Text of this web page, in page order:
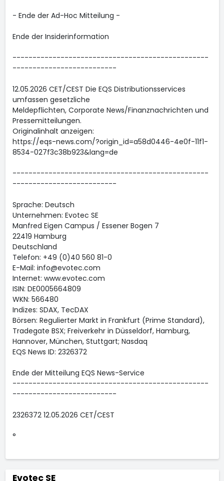
- Ende der Ad-Hoc Mitteilung -
Ende der Insiderinformation
-------------------------------------------------
--------------------------
12.05.2026 CET/CEST Die EQS Distributionsservices
umfassen gesetzliche
Meldepflichten, Corporate News/Finanznachrichten und
Pressemitteilungen.
Originalinhalt anzeigen:
https://eqs-news.com/?origin_id=a58d0446-4e0f-11f1-
8534-027f3c38b923&lang=de
-------------------------------------------------
--------------------------
Sprache: Deutsch
Unternehmen: Evotec SE
Manfred Eigen Campus / Essener Bogen 7
22419 Hamburg
Deutschland
Telefon: +49 (0)40 560 81-0
E-Mail: info@evotec.com
Internet: www.evotec.com
ISIN: DE0005664809
WKN: 566480
Indizes: SDAX, TecDAX
Börsen: Regulierter Markt in Frankfurt (Prime Standard),
Tradegate BSX; Freiverkehr in Düsseldorf, Hamburg,
Hannover, München, Stuttgart; Nasdaq
EQS News ID: 2326372
Ende der Mitteilung EQS News-Service
-------------------------------------------------
--------------------------
2326372 12.05.2026 CET/CEST
°
Evotec SE